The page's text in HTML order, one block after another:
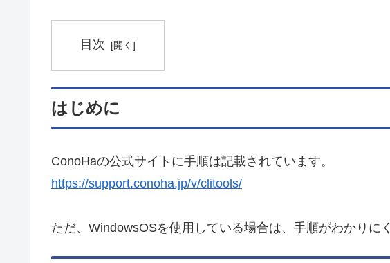
目次
はじめに
ConoHaの公式サイトに手順は記載されています。
https://support.conoha.jp/v/clitools/
ただ、WindowsOSを使用している場合は、手順がわかりに